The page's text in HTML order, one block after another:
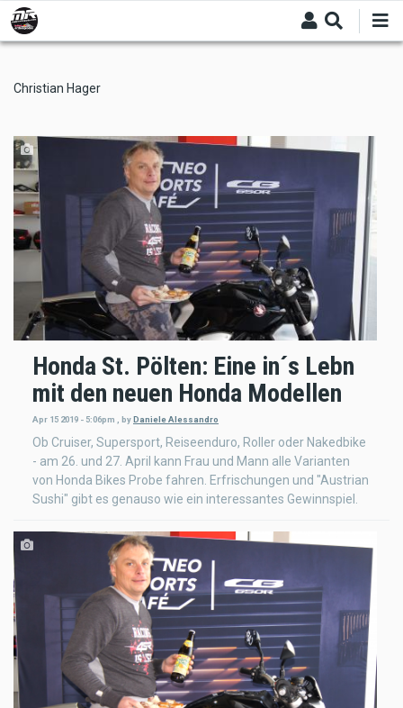
Skip
to
main
Christian Hager
Honda St. Pölten: Eine in´s Lebn
mit den neuen Honda Modellen
Apr 15 2019 - 5:06pm , by Daniele Alessandro
Ob Cruiser, Supersport, Reiseenduro, Roller oder Nakedbike
- am 26. und 27. April kann Frau und Mann alle Varianten
von Honda Bikes Probe fahren. Erfrischungen und "Austrian
Sushi" gibt es genauso wie ein interessantes Gewinnspiel.